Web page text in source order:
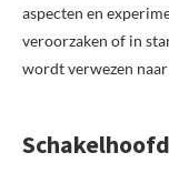
aspecten en
veroorzaken of in
wordt verwezen